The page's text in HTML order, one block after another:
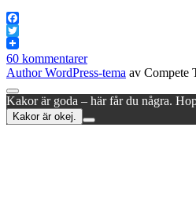
Facebook
Twitter
60 kommentarer
Author WordPress-tema av Compete
Rulla
till
toppen
Kakor är goda – här får du några.
Kakor är okej.